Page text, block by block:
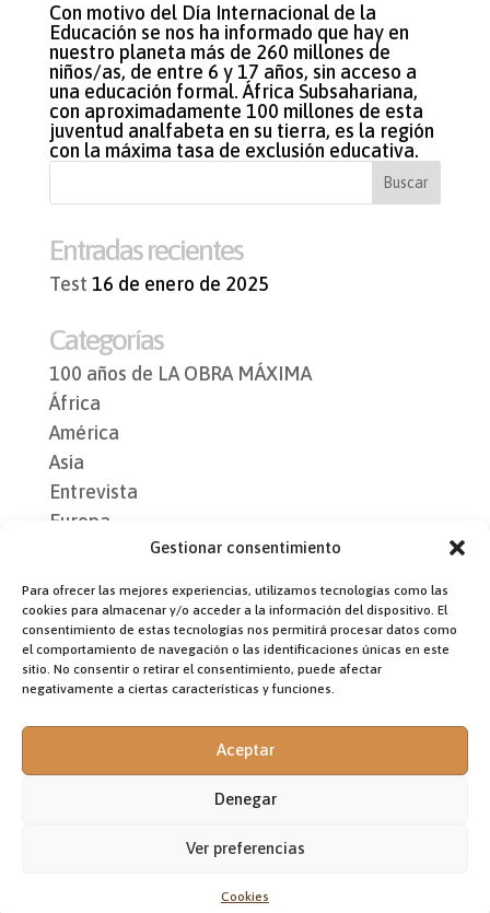
Gestionar consentimiento
Para ofrecer las mejores experiencias, utilizamos tecnologías como las
cookies para almacenar y/o acceder a la información del dispositivo. El
consentimiento de estas tecnologías nos permitirá procesar datos como
el comportamiento de navegación o las identificaciones únicas en este
sitio. No consentir o retirar el consentimiento, puede afectar
negativamente a ciertas características y funciones.
Aceptar
Denegar
Ver preferencias
Cookies
Con motivo del Día Internacional de la
Educación se nos ha informado que hay en
nuestro planeta más de 260 millones de
niños/as, de entre 6 y 17 años, sin acceso a
una educación formal. África Subsahariana,
con aproximadamente 100 millones de esta
juventud analfabeta en su tierra, es la región
con la máxima tasa de exclusión educativa.
Entradas recientes
Test 16 de enero de 2025
Categorías
100 años de LA OBRA MÁXIMA
África
América
Asia
Entrevista
Europa
Mundo
Nigeria
Obituario
ONG GUALAWI
Oriente Medio
Papa